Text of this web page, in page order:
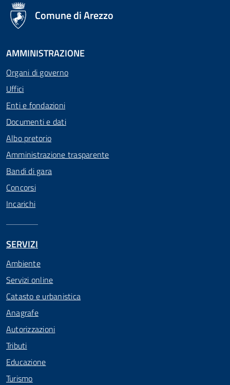
logo Unione Europea
Comune di Arezzo
AMMINISTRAZIONE
Organi di governo
Uffici
Enti e fondazioni
Documenti e dati
Albo pretorio
Amministrazione trasparente
Bandi di gara
Concorsi
Incarichi
SERVIZI
Ambiente
Servizi online
Catasto e urbanistica
Anagrafe
Autorizzazioni
Tributi
Educazione
Turismo